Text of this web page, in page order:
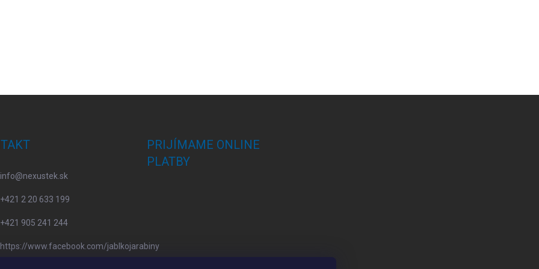
info@nexustek.sk
+421 2 20 633 199
+421 905 241 244
https://www.facebook.com/jablkojarabiny
PRIJÍMAME ONLINE
PLATBY